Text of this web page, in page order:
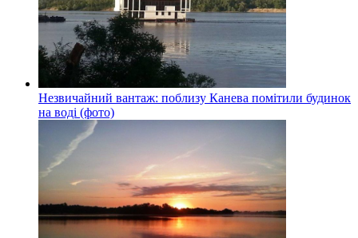
Незвичайний вантаж: поблизу Канева помітили будинок
на воді (фото)